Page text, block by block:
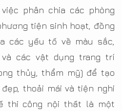
phân chia các phòng
tiện sinh hoạt, đồng
các yếu tố về màu sắc,
các vật dụng trang trí
thủy, thẩm mỹ) để tạo
thoải mái và tiện nghi
thi công nội thất là một